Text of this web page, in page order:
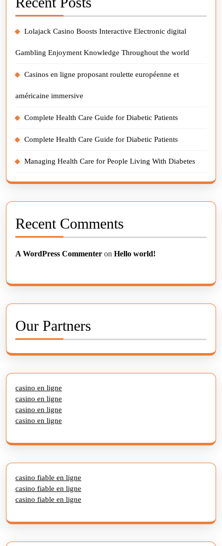
Lolajack Casino Boosts Interactive Electronic digital
Gambling Enjoyment Knowledge Throughout the world
Casinos en ligne proposant roulette européenne et
américaine immersive
Complete Health Care Guide for Diabetic Patients
Complete Health Care Guide for Diabetic Patients
Managing Health Care for People Living With Diabetes
Recent Comments
A WordPress Commenter on Hello world!
Our Partners
casino en ligne
casino en ligne
casino en ligne
casino en ligne
casino fiable en ligne
casino fiable en ligne
casino fiable en ligne